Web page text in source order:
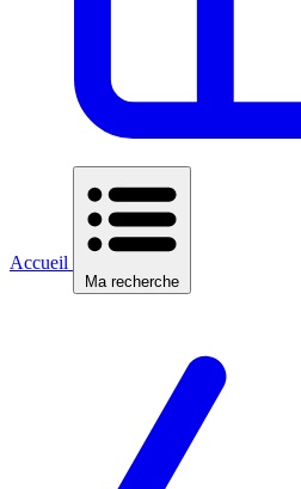
Accueil
Ma recherche